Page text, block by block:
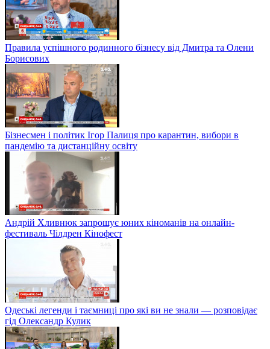
MONATIK розповів, як виникла ідея феєричного музичного
номера до Дня незалежності України
Правила успішного родинного бізнесу від Дмитра та Олени
Борисових
Бізнесмен і політик Ігор Палиця про карантин, вибори в
пандемію та дистанційну освіту
Андрій Хливнюк запрошує юних кіноманів на онлайн-
фестиваль Чілдрен Кінофест